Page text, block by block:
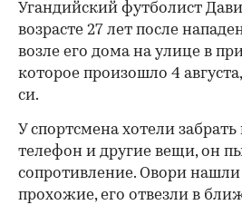
Угандийский футболист
возрасте 27 лет после
возле его дома на улице в
которое произошло 4
си.
У спортсмена хотели
телефон и другие вещи, он
сопротивление. Овори нашли
прохожие, его отвезли в